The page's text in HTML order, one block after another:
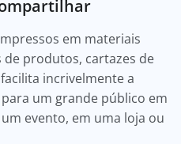
em materiais
produtos, cartazes de
incrivelmente a
um grande público em
evento, em uma loja ou